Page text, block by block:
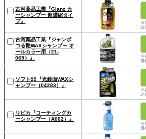
古河薬品工業『Glanz カ
ーシャンプー 超濃縮タイ
プ』
※
込
古河薬品工業『ジャンボ
つる艶WAXシャンプー オ
ールカラー用（21-
069）』
※
価
ソフト99『光鏡面WAXシ
ャンプー（04283）』
※
込
リピカ『コーティングカ
ーシャンプー（A002）』
※
価